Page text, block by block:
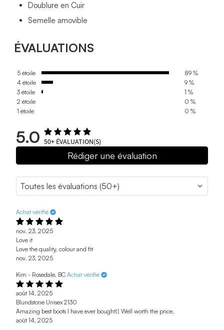
Doublure en Cuir
Semelle amovible
ÉVALUATIONS
5 étoile
89 %
4 étoile
9 %
3 étoile
1 %
2 étoile
0 %
1 étoile
0 %
5.0 50+ ÉVALUATION(S)
Rédiger une évaluation
Achat vérifié
nov. 23, 2025
Love it
Love the quality, colour and fit
nov. 23, 2025
Kim - Rosedale, BC Achat vérifié
août 14, 2025
Blundstone Unisex 2130
Amazing best boots I have ever bought!! Well worth the price.
août 14, 2025